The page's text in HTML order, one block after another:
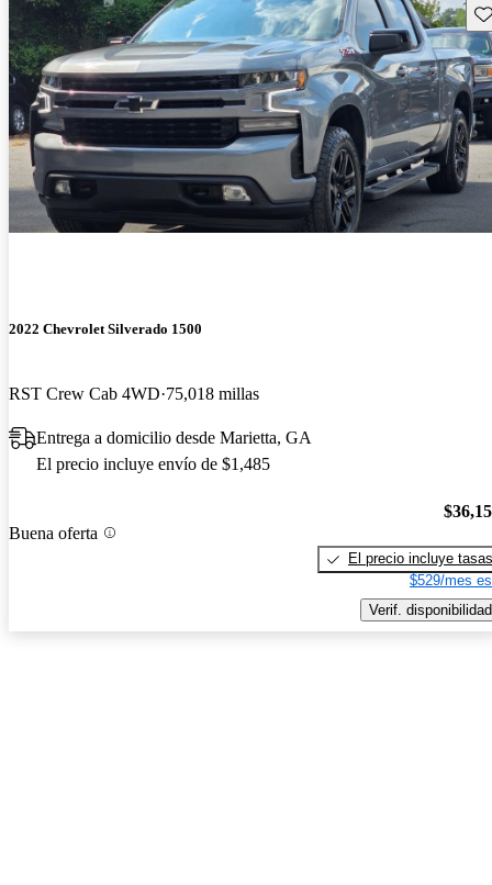
2022 Chevrolet Silverado 1500
RST Crew Cab 4WD 75,018 millas
Entrega a domicilio desde Marietta, GA
El precio incluye envío de $1,485
Buena oferta
El precio incluye tasas
$529/mes
Verif. disponibilidad